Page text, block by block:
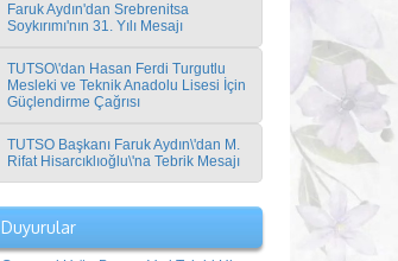
Faruk Aydın'dan Srebrenitsa
Soykırımı'nın 31. Yılı Mesajı
TUTSO\'dan Hasan Ferdi Turgutlu
Mesleki ve Teknik Anadolu Lisesi İçin
Güçlendirme Çağrısı
TUTSO Başkanı Faruk Aydın\'dan M.
Rifat Hisarcıklıoğlu\'na Tebrik Mesajı
Duyurular
Bina Yaşam Döngüsü Analizi için Yerel
Çevresel Ürün Beyanı Veri Talebi Hk.